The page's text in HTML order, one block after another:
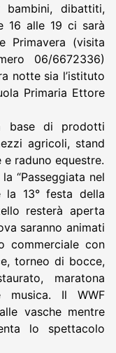
dibattiti,
16 alle 19 ci sarà
Primavera (visita
06/6672336)
notte sia l’istituto
Primaria Ettore
base di prodotti
agricoli, stand
raduno equestre.
“Passeggiata nel
la 13° festa della
resterà aperta
saranno animati
commerciale con
torneo di bocce,
maratona
musica. Il WWF
vasche mentre
lo spettacolo